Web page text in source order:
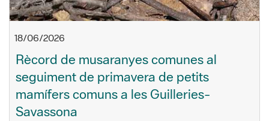
18/06/2026
Rècord de musaranyes comunes al
seguiment de primavera de petits
mamífers comuns a les Guilleries-
Savassona